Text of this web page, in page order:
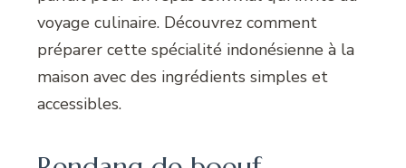
voyage culinaire. Découvrez comment
préparer cette spécialité indonésienne à la
maison avec des ingrédients simples et
accessibles.